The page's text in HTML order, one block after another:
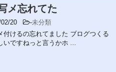
メ忘れてた
20 -未分類
付けるの忘れてました ブログつくる
いですねっと言うかホ ...